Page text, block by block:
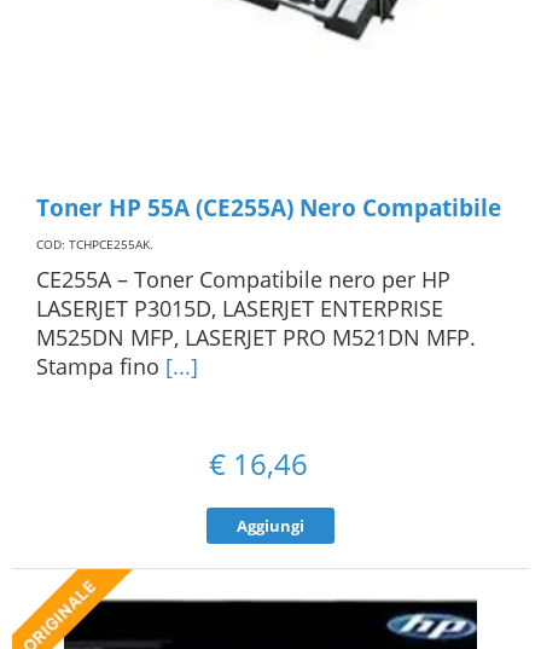
Toner HP 55A (CE255A) Nero Compatibile
COD: TCHPCE255AK.
CE255A – Toner Compatibile nero per HP
LASERJET P3015D, LASERJET ENTERPRISE
M525DN MFP, LASERJET PRO M521DN MFP.
Stampa fino [...]
€ 16,46
Aggiungi